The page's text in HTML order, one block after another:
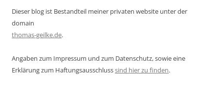
Dieser blog ist Bestandteil meiner privaten website unter der
domain
thomas-geilke.de.
Angaben zum Impressum und zum Datenschutz, sowie eine
Erklärung zum Haftungsausschlusssind hier zu finden.